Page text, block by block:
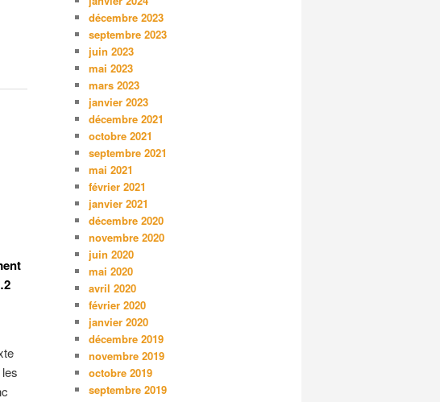
décembre 2023
septembre 2023
juin 2023
mai 2023
mars 2023
janvier 2023
décembre 2021
octobre 2021
septembre 2021
mai 2021
février 2021
janvier 2021
décembre 2020
novembre 2020
juin 2020
mai 2020
avril 2020
février 2020
janvier 2020
décembre 2019
novembre 2019
octobre 2019
septembre 2019